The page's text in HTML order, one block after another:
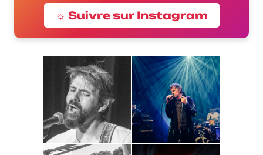
☼ Suivre sur Instagram